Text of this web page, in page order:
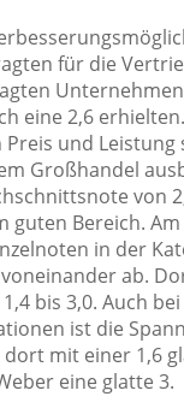
für die
Unternehmen
eine 2,6
und Leistung
Großhandel
von
guten Bereich.
in der
ab.
bis 3,0. Auch
ist die
dort mit einer 1,6
eine glatte 3.